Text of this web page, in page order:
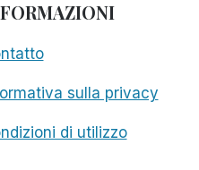
sulla privacy
di utilizzo